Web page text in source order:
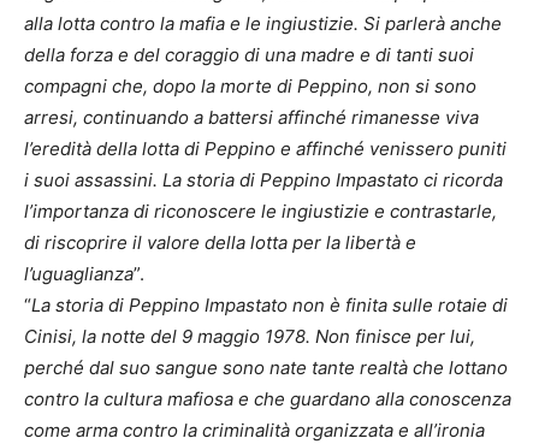
alla lotta contro la mafia e le ingiustizie. Si parlerà anche
della forza e del coraggio di una madre e di tanti suoi
compagni che, dopo la morte di Peppino, non si sono
arresi, continuando a battersi affinché rimanesse viva
l’eredità della lotta di Peppino e affinché venissero puniti
i suoi assassini. La storia di Peppino Impastato ci ricorda
l’importanza di riconoscere le ingiustizie e contrastarle,
di riscoprire il valore della lotta per la libertà e
l’uguaglianza”.
“La storia di Peppino Impastato non è finita sulle rotaie di
Cinisi, la notte del 9 maggio 1978. Non finisce per lui,
perché dal suo sangue sono nate tante realtà che lottano
contro la cultura mafiosa e che guardano alla conoscenza
come arma contro la criminalità organizzata e all’ironia